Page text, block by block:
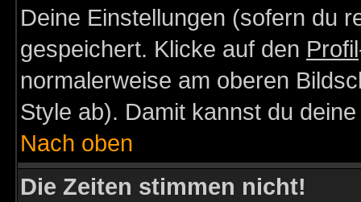
Deine Einstellungen (sofern du
gespeichert. Klicke auf den Profil
normalerweise am oberen
Style ab). Damit kannst du
Nach oben
Die Zeiten stimmen nicht!